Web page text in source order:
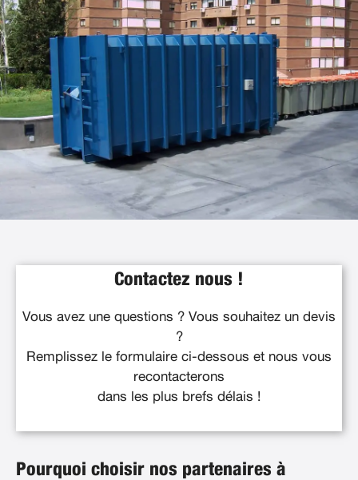
Contactez nous !
Vous avez une questions ? Vous souhaitez un devis
?
Remplissez le formulaire ci-dessous et nous vous
recontacterons
dans les plus brefs délais !
Pourquoi choisir nos partenaires à